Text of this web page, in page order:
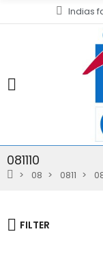
Indias
081110
08 0811
FILTER